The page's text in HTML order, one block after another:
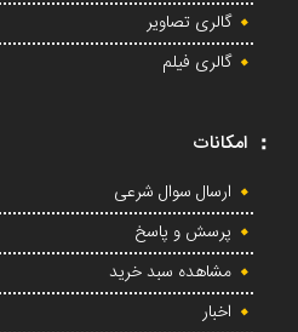
گالری تصاویر
گالری فیلم
امکانات
ارسال سوال شرعی
پرسش و پاسخ
مشاهده سبد خرید
اخبار